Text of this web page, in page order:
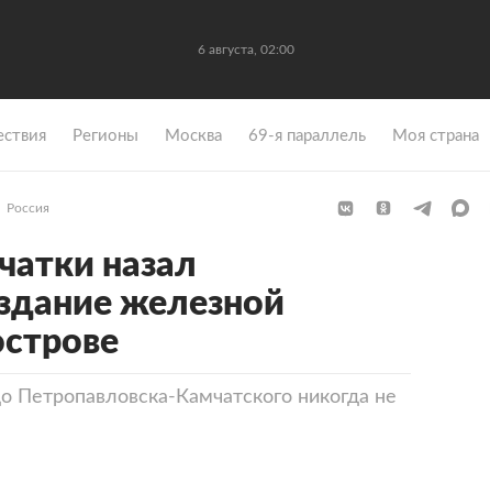
6 августа, 02:00
Регионы Москва 69-я параллель Моя страна
Россия
назал
железной
Камчатского никогда не